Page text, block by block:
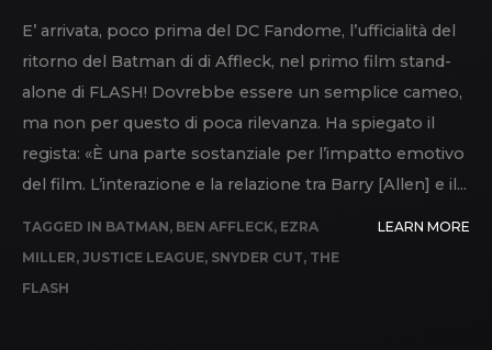
E’ arrivata, poco prima del DC Fandome, l’ufficialità del
ritorno del Batman di di Affleck, nel primo film stand-
alone di FLASH! Dovrebbe essere un semplice cameo,
ma non per questo di poca rilevanza. Ha spiegato il
regista: «È una parte sostanziale per l’impatto emotivo
del film. L’interazione e la relazione tra Barry [Allen] e il...
TAGGED IN BATMAN, BEN AFFLECK, EZRA
MILLER, JUSTICE LEAGUE, SNYDER CUT, THE
FLASH
LEARN MORE